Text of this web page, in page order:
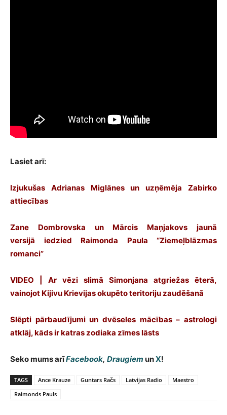
Lasiet arī:
Izjukušas Adrianas Miglānes un uzņēmēja Zabirko
attiecības
Zane Dombrovska un Mārcis Maņjakovs jaunā
versijā iedzied Raimonda Paula “Ziemeļblāzmas
romanci”
VIDEO | Ar vēzi slimā Simonjana atgriežas ēterā,
vainojot Kijivu Krievijas okupēto teritoriju zaudēšanā
Slēpti pārbaudījumi un dvēseles mācības – astrologi
atklāj, kāds ir katras zodiaka zīmes lāsts
Seko mums arīFacebook, Draugiem unX!
TAGS Ance Krauze Guntars Račs Latvijas Radio
Maestro
Raimonds Pauls